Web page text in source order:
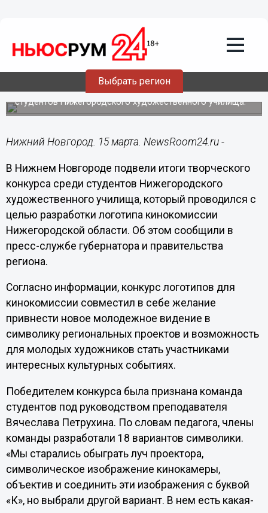
Выбрать регион
15.03.202118:23
Логотип кинокомиссии Нижегородской
области создали студенты НГХУ
Подведены итоги творческого конкурса среди
студентов Нижегородского художественного училища.
Нижний Новгород. 15 марта. NewsRoom24.ru -
В Нижнем Новгороде подвели итоги творческого
конкурса среди студентов Нижегородского
художественного училища, который проводился с
целью разработки логотипа кинокомиссии
Нижегородской области. Об этом сообщили в
пресс-службе губернатора и правительства
региона.
Согласно информации, конкурс логотипов для
кинокомиссии совместил в себе желание
привнести новое молодежное видение в
символику региональных проектов и возможность
для молодых художников стать участниками
интересных культурных событиях.
Победителем конкурса была признана команда
студентов под руководством преподавателя
Вячеслава Петрухина. По словам педагога, члены
команды разработали 18 вариантов символики.
«Мы старались обыграть луч проектора,
символическое изображение кинокамеры,
объектив и соединить эти изображения с буквой
«К», но выбрали другой вариант. В нем есть какая-